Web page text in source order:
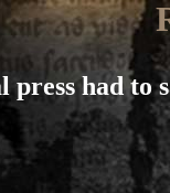
press had